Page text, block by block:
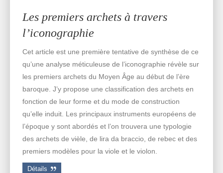
Les premiers archets à travers
l’iconographie
Cet article est une première tentative de synthèse de ce
qu’une analyse méticuleuse de l’iconographie révèle sur
les premiers archets du Moyen Âge au début de l’ère
baroque. J’y propose une classification des archets en
fonction de leur forme et du mode de construction
qu’elle induit. Les principaux instruments européens de
l’époque y sont abordés et l’on trouvera une typologie
des archets de vièle, de lira da braccio, de rebec et des
premiers modèles pour la viole et le violon.
Détails